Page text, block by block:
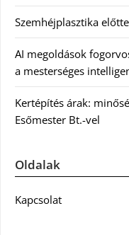
Szemhéjplasztika
AI megoldások
a mesterséges
Kertépítés árak:
Esőmester Bt.-vel
Oldalak
Kapcsolat